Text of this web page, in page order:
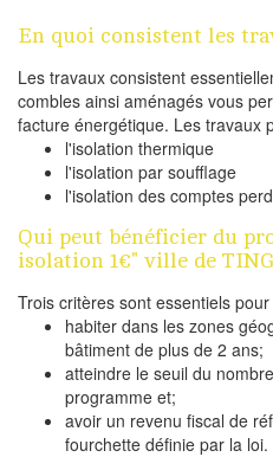
En quoi consistent les
Les travaux consistent
combles ainsi aménagés vous
facture énergétique. Les travaux
l'isolation thermique
l'isolation par soufflage
l'isolation des comptes
Qui peut bénéficier du
isolation 1€" ville de
Trois critères sont essentiels
habiter dans les zones
bâtiment de plus de 2 ans;
atteindre le seuil du
programme et;
avoir un revenu fiscal de
fourchette définie par la loi.